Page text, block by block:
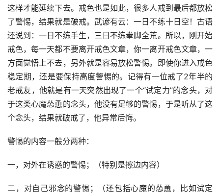
这样才能延续下去。戒色也是如此，很多人戒到最后都放松
了警惕，结果就是破戒。武谚有云：一日不练十日空！古语
还说到：一日不练手生，三日不练拳脚全荒。所以，刚开始
戒色，每一天都不要离开戒色文章，你一离开戒色文章，一
方面觉悟上不去，另外就是容易放松警惕。即使你进入戒色
稳定期，还是要保持高度警惕的。记得有一位戒了2年半的
老戒友，他就是有一天突然出现了一个“试定力”的念头，对
于这类心魔怂恿的念头，他没有足够的警惕，于是听从了这
个念头，结果就破戒了，他异常后悔。
警惕的内容一般分两种：
一，对外在诱惑的警惕；（特别是擦边内容）
二，对自己邪念的警惕；（还包括心魔的怂恿，比如试定